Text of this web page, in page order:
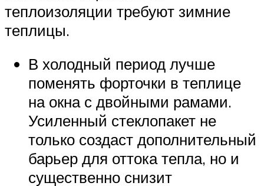
теплоизоляции требуют зимние
теплицы.
В холодный период лучше
поменять форточки в теплице
на окна с двойными рамами.
Усиленный стеклопакет не
только создаст дополнительный
барьер для оттока тепла, но и
существенно снизит